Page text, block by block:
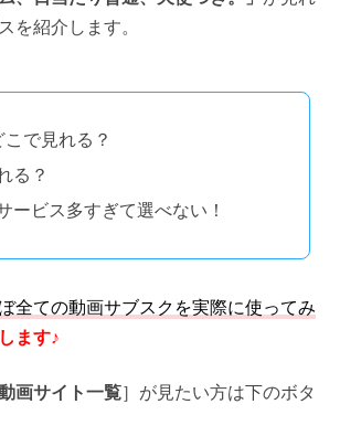
を紹介します。
で見れる？
る？
ービス多すぎて選べない！
全ての動画サブスクを実際に使ってみ
ます♪
画サイト一覧］が見たい方は下のボタ